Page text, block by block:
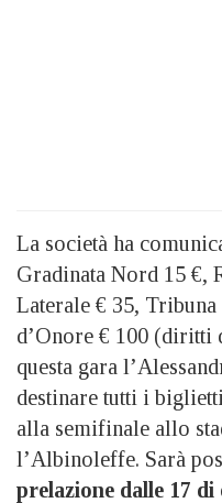
La società ha
Gradinata Nord 15 €,
Laterale € 35,
d’Onore € 100 (diritti
questa gara
destinare tutti i
alla semifinale allo
l’Albinoleffe. Sarà
prelazione dalle 17